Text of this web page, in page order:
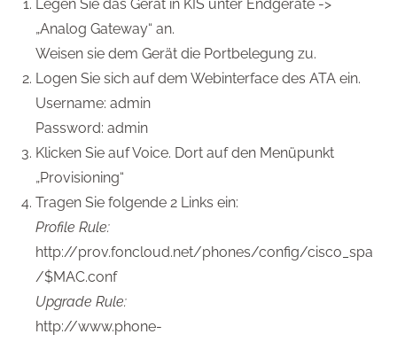
Legen Sie das Gerät in KIS unter Endgeräte ->
„Analog Gateway“ an.
Weisen sie dem Gerät die Portbelegung zu.
Logen Sie sich auf dem Webinterface des ATA ein.
Username: admin
Password: admin
Klicken Sie auf Voice. Dort auf den Menüpunkt
„Provisioning“
Tragen Sie folgende 2 Links ein:
Profile Rule:
http://prov.foncloud.net/phones/config/cisco_spa
/$MAC.conf
Upgrade Rule:
http://www.phone-